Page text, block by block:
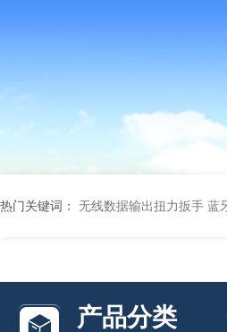
热门关键词： 无线数据输出扭力扳手 蓝
产品分类